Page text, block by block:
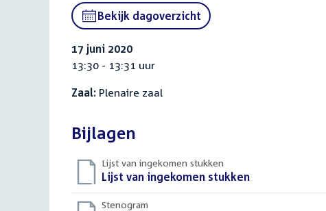
Bekijk dagoverzicht
17 juni 2020
13:30 - 13:31 uur
Zaal: Plenaire zaal
Bijlagen
Lijst van ingekomen stukken
Download
bestand:
Lijst van ingekomen stukken
Stenogram